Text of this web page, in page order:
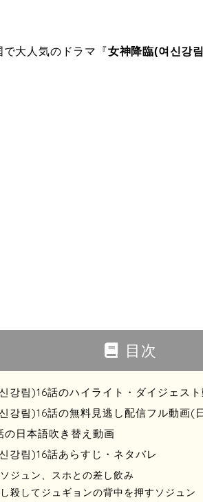
大人気のドラマ『女神降臨(여신강
目次
강림)16話のハイライト・ダイジェス
강림)16話の無料見逃し配信フル動画(
の日本語吹き替え動画
강림)16話あらすじ・ネタバレ
ジュン、スホとの差し飲み
殺してジュギョンの背中を押すソジュン